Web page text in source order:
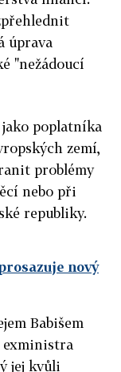
úprava
"nežádoucí
jako poplatníka
zemí,
problémy
nebo při
republiky.
nový
Babišem
exministra
jej kvůli